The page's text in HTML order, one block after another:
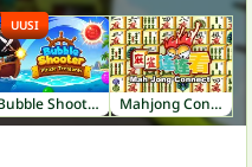
Bubble Shooter: Pirate Treasures
UUSI
Mahjong Connect